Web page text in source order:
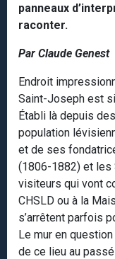
panneaux
raconter.
Par Claude Genest
Endroit
Saint-Joseph est
Établi là depuis
population
et de ses
(1806-1882) et les
visiteurs qui vont
CHSLD ou à la
s’arrêtent parfois
Le mur en
de ce lieu au